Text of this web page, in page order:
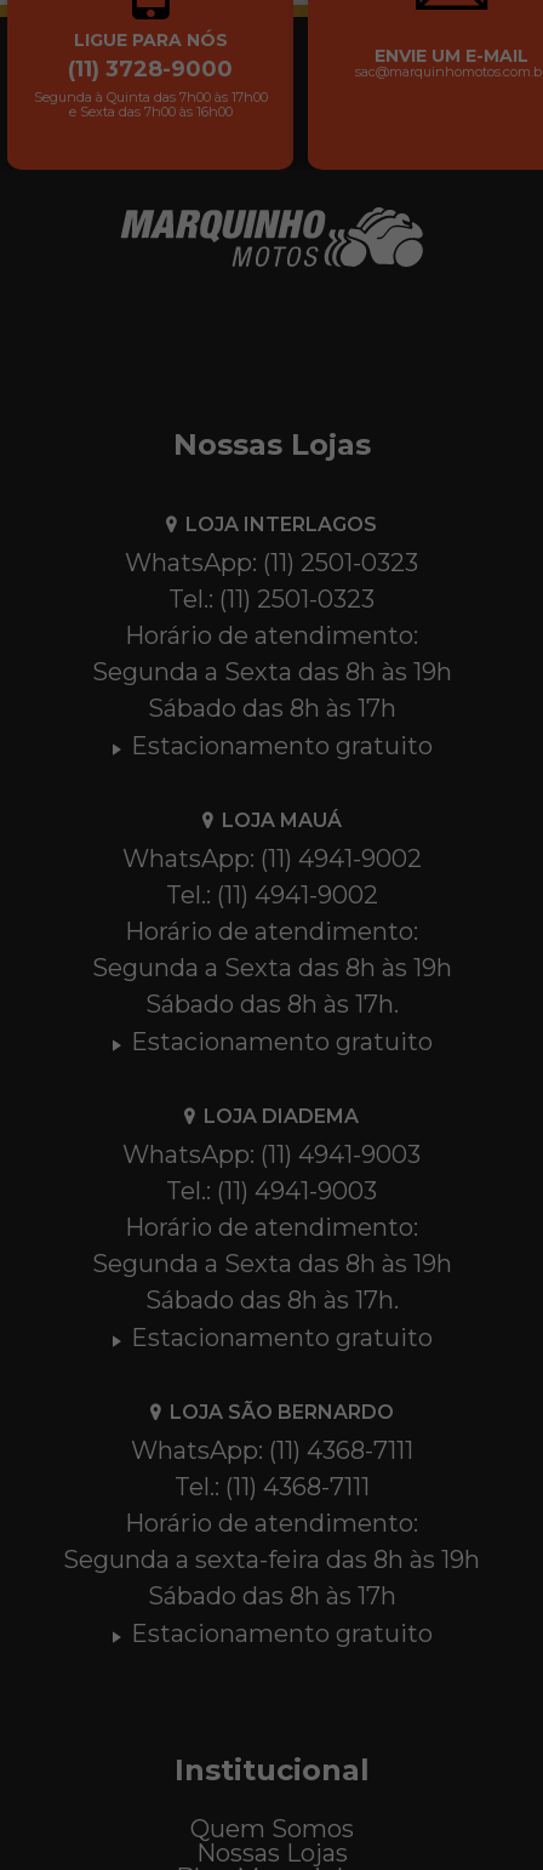
LIGUE PARA NÓS
(11) 3728-9000
Segunda à Quinta das 7h00 às 17h00
e Sexta das 7h00 às 16h00
ENVIE UM E-MAIL
Nossas Lojas
LOJA INTERLAGOS
WhatsApp: (11) 2501-0323
Tel.: (11) 2501-0323
Horário de atendimento:
Segunda a Sexta das 8h às 19h
Sábado das 8h às 17h
Estacionamento gratuito
LOJA MAUÁ
WhatsApp: (11) 4941-9002
Tel.: (11) 4941-9002
Horário de atendimento:
Segunda a Sexta das 8h às 19h
Sábado das 8h às 17h.
Estacionamento gratuito
LOJA DIADEMA
WhatsApp: (11) 4941-9003
Tel.: (11) 4941-9003
Horário de atendimento:
Segunda a Sexta das 8h às 19h
Sábado das 8h às 17h.
Estacionamento gratuito
LOJA SÃO BERNARDO
WhatsApp: (11) 4368-7111
Tel.: (11) 4368-7111
Horário de atendimento:
Segunda a sexta-feira das 8h às 19h
Sábado das 8h às 17h
Estacionamento gratuito
Institucional
Quem Somos
Nossas Lojas